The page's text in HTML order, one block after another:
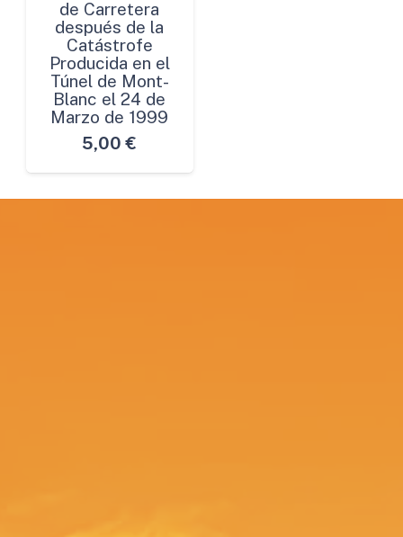
de Carretera
después de la
Catástrofe
Producida en el
Túnel de Mont-
Blanc el 24 de
Marzo de 1999
5,00 €